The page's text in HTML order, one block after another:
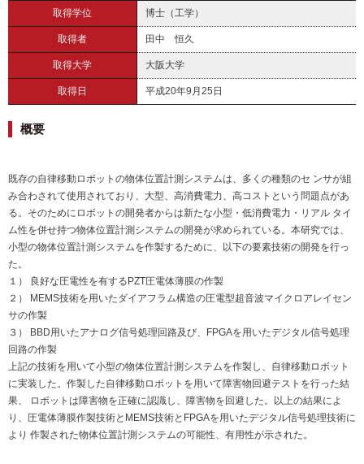
取得学位 博士（工学）
取得者 田中 恒久
取得大学 大阪大学
取得日 平成20年9月25日
概要
既存の自律移動ロボットの物体位置計測システムは、多くの種類のセ ンサが組
み合わされて使用されており、大型、高消費電力、高コストという問題点があ
る。そのためにロボットの開発者からは新たな小型・低消費電力・リアル タイ
ム性を併せ持つ物体位置計測システムの開発が求められている。本研究では、
小型の物体位置計測システムを作製するために、以下の要素技術の開発を行っ
た。
１） 良好な圧電性を有するPZT圧電体薄膜の作製
２） MEMS技術を用いたダイアフラム構造の圧電型超音波マイクロアレイセン
サの作製
３） BBD用いたアナログ信号処理回路及び、FPGAを用いたデジタル信号処理
回路の作製
上記の技術を用いて小型の物体位置計測システムを作製し、自律移動ロボット
に実装した。作製した自律移動ロボットを用いて障害物回避テストを行った結
果、 ロボットは障害物を正確に認識し、障害物を回避した。以上の結果によ
り、圧電体薄膜作製技術とMEMS技術とFPGAを用いたデジタル信号処理技術に
より 作製された物体位置計測システムの可能性、有用性が示された。